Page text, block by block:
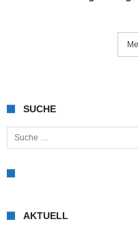
SUCHE
Suche nach:
AKTUELL